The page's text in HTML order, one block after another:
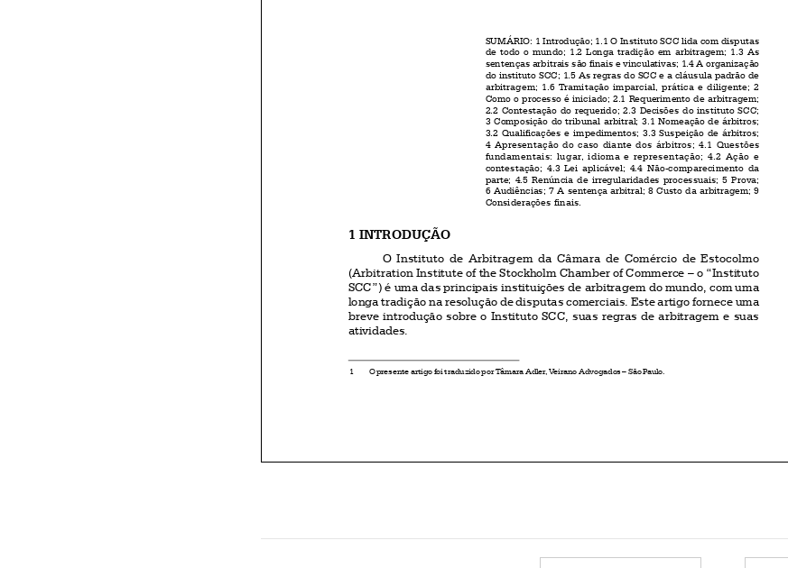

















 





SUMÁRIO: 1 Introdução; 1.1 O Instituto SCC lida com disputas
de  todo  o  mundo;  1.2  Longa  tradição  em  arbitragem;  1.3  As
sentenças arbitrais são finais e vinculativas; 1.4 A organização
do instituto SCC; 1.5 As regras do SCC e a cláusula padrão de
arbitragem;  1.6  Tramitação  imparcial,  prática  e  diligente;  2
Como o processo é iniciado; 2.1 Requerimento de arbitragem;
2.2  Contestação  do  requerido;  2.3  Decisões  do  instituto  SCC;
3  Composição  do  tribunal  arbitral;  3.1  Nomeação  de  árbitros;
3.2  Qualificações  e  impedimentos;  3.3  Suspeição  de  árbitros;
4  Apresentação  do  caso  diante  dos  árbitros;  4.1  Questões
fundamentais:  lugar,  idioma  e  representação;  4.2  Ação  e
contestação;  4.3  Lei  aplicável;  4.4  Não-comparecimento  da
parte;  4.5  Renúncia  de  irregularidades  processuais;  5  Prova;
6 Audiências; 7 A sentença arbitral; 8 Custo da arbitragem; 9
Considerações  finais.
O  Instituto  de  Arbitragem  da  Câmara  de  Comércio  de  Estocolmo
longa tradição na resolução de disputas comerciais. Este artigo fornece uma
atividades.
1 O presente artigo foi traduzido por Tâmara Adler, Veirano Advogados – São Paulo.